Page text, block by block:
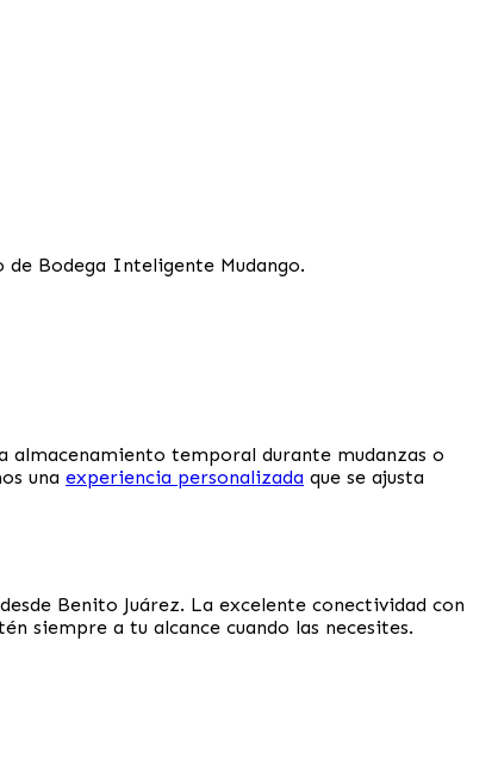
Bodega Inteligente Mudango.
almacenamiento temporal durante mudanzas o
una experiencia personalizada que se ajusta
Benito Juárez. La excelente conectividad con
siempre a tu alcance cuando las necesites.